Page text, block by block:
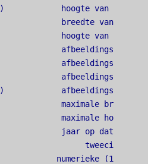
hoogte van RAW-
breedte van RAW-
hoogte van RAW-
maximale breedte
maximale hoogte
jaar op datum van
tweecijferig
numerieke (1-12)